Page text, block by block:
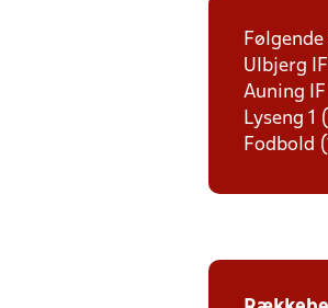
Ulbjerg
Auning
Lyseng 1
Fodbold